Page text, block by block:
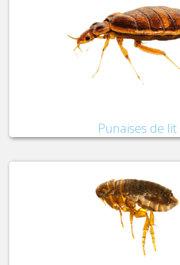
Punaises de lit